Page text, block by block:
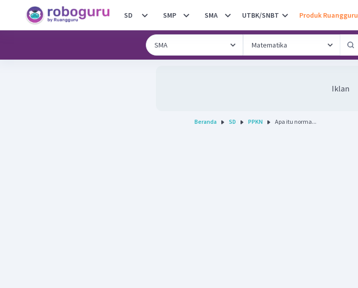
SD SMP SMA UTBK/SNBT Produk Ruangguru
Iklan
Beranda SD PPKN Apa itu norma...